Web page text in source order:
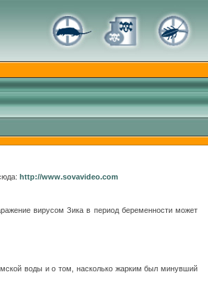
http://www.sovavideo.com
вирусом Зика в период беременности может
воды и о том, насколько жарким был минувший